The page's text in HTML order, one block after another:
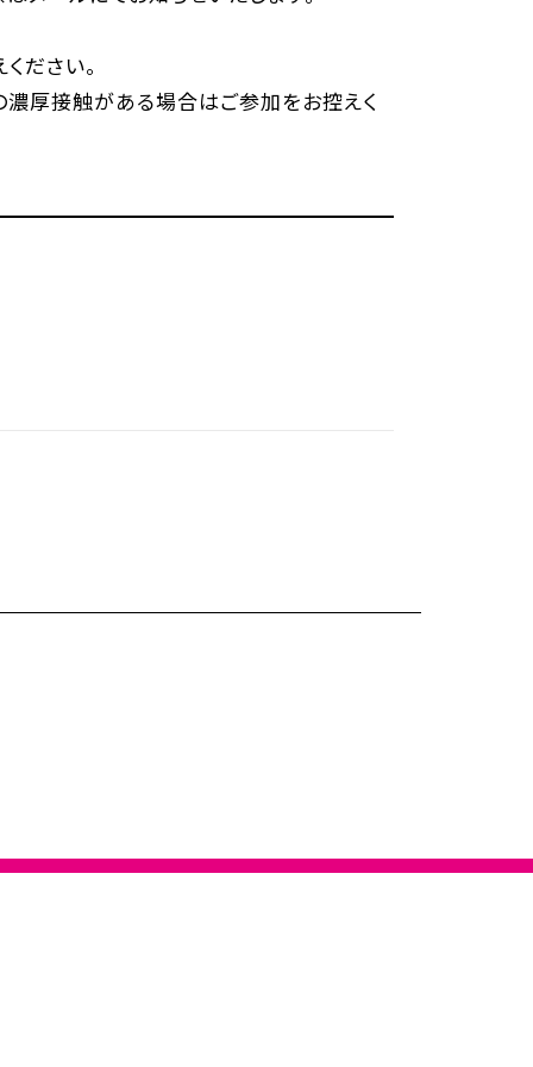
ださい。
厚接触がある場合はご参加をお控えく